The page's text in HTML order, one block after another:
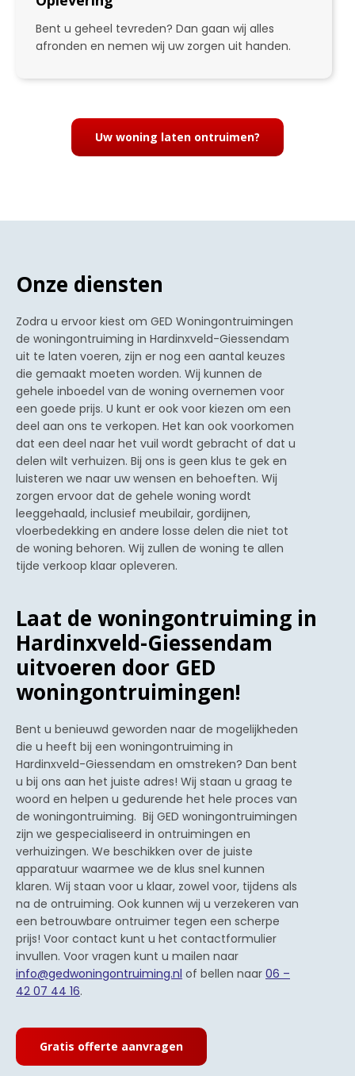
Bent u geheel tevreden? Dan gaan wij alles
afronden en nemen wij uw zorgen uit handen.
Uw woning laten ontruimen?
Onze diensten
Zodra u ervoor kiest om GED Woningontruimingen
de woningontruiming in Hardinxveld-Giessendam
uit te laten voeren, zijn er nog een aantal keuzes
die gemaakt moeten worden. Wij kunnen de
gehele inboedel van de woning overnemen voor
een goede prijs. U kunt er ook voor kiezen om een
deel aan ons te verkopen. Het kan ook voorkomen
dat een deel naar het vuil wordt gebracht of dat u
delen wilt verhuizen. Bij ons is geen klus te gek en
luisteren we naar uw wensen en behoeften. Wij
zorgen ervoor dat de gehele woning wordt
leeggehaald, inclusief meubilair, gordijnen,
vloerbedekking en andere losse delen die niet tot
de woning behoren. Wij zullen de woning te allen
tijde verkoop klaar opleveren.
Laat de woningontruiming in
Hardinxveld-Giessendam
uitvoeren door GED
woningontruimingen!
Bent u benieuwd geworden naar de mogelijkheden
die u heeft bij een woningontruiming in
Hardinxveld-Giessendam en omstreken? Dan bent
u bij ons aan het juiste adres! Wij staan u graag te
woord en helpen u gedurende het hele proces van
de woningontruiming. Bij GED woningontruimingen
zijn we gespecialiseerd in ontruimingen en
verhuizingen. We beschikken over de juiste
apparatuur waarmee we de klus snel kunnen
klaren. Wij staan voor u klaar, zowel voor, tijdens als
na de ontruiming. Ook kunnen wij u verzekeren van
een betrouwbare ontruimer tegen een scherpe
prijs! Voor contact kunt u het contactformulier
invullen. Voor vragen kunt u mailen naar
info@gedwoningontruiming.nl of bellen naar 06 –
42 07 44 16.
Gratis offerte aanvragen